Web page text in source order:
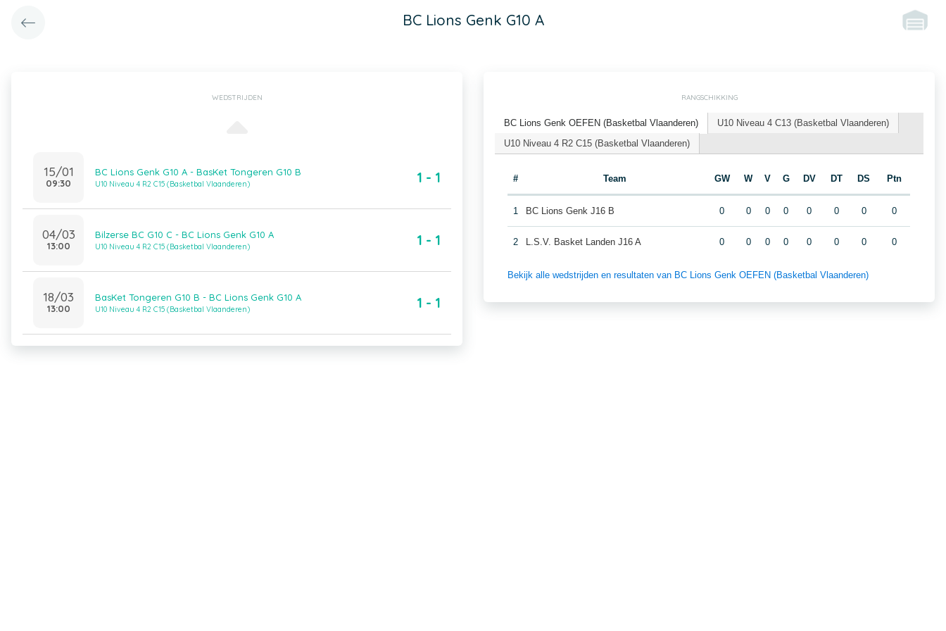
BC Lions Genk G10 A
WEDSTRIJDEN
15/01
09:30
BC Lions Genk G10 A - BasKet Tongeren G10 B
U10 Niveau 4 R2 C15 (Basketbal Vlaanderen) 1 - 1
04/03
13:00
Bilzerse BC G10 C - BC Lions Genk G10 A
U10 Niveau 4 R2 C15 (Basketbal Vlaanderen) 1 - 1
18/03
13:00
BasKet Tongeren G10 B - BC Lions Genk G10 A
U10 Niveau 4 R2 C15 (Basketbal Vlaanderen) 1 - 1
RANGSCHIKKING
BC Lions Genk OEFEN (Basketbal Vlaanderen)
U10 Niveau 4 C13 (Basketbal Vlaanderen)
U10 Niveau 4 R2 C15 (Basketbal Vlaanderen)
# Team GW W V G DV DT DS Ptn
1 BC Lions Genk J16 B 0 0 0 0 0 0 0 0
2 L.S.V. Basket Landen J16 A 0 0 0 0 0 0 0 0
Bekijk alle wedstrijden en resultaten van BC Lions Genk OEFEN (Basketbal Vlaanderen)